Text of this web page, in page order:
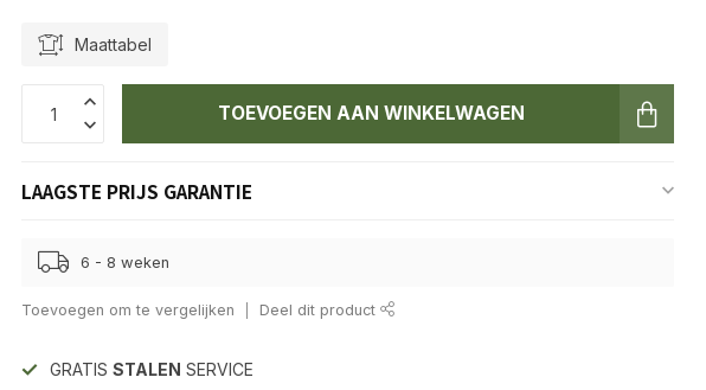
Maattabel
TOEVOEGEN AAN WINKELWAGEN
LAAGSTE PRIJS GARANTIE
6 - 8 weken
Toevoegen om te vergelijken Deel dit product
GRATISSTALEN SERVICE